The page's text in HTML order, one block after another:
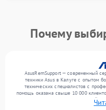
Почему
AsusRemSupport — современный
техники Asus в Калуге с опытом
технических специалистов с
помощь оказана свыше 10 000
ремонтов. Ежемесячно в сервисный
. Мы беремся за задачи любой